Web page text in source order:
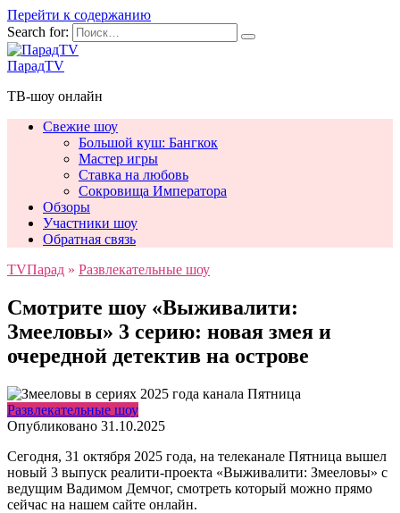
Перейти к содержанию
Search for:
ПарадTV
ТВ-шоу онлайн
Свежие шоу
Большой куш: Бангкок
Мастер игры
Ставка на любовь
Сокровища Императора
Обзоры
Участники шоу
Обратная связь
TVПарад » Развлекательные шоу
Смотрите шоу «Выживалити:
Змееловы» 3 серию: новая змея и
очередной детектив на острове
Развлекательные шоу
Опубликовано 31.10.2025
Сегодня, 31 октября 2025 года, на телеканале Пятница вышел
новый 3 выпуск реалити-проекта «Выживалити: Змееловы» с
ведущим Вадимом Демчог, смотреть который можно прямо
сейчас на нашем сайте онлайн.